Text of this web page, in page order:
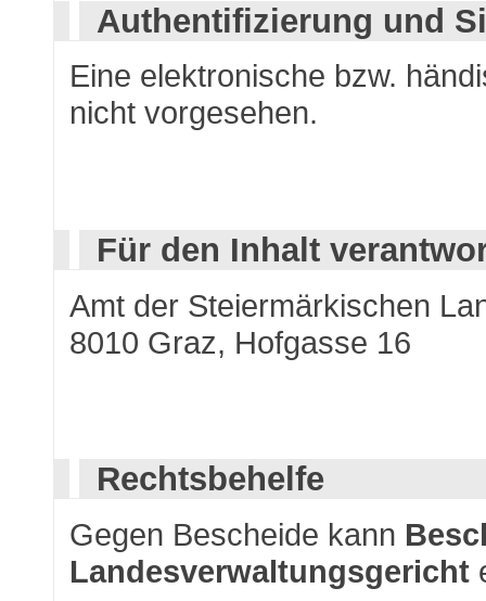
Authentifizierung und
Eine elektronische bzw.
nicht vorgesehen.
Für den Inhalt
Amt der Steiermärkischen
8010 Graz, Hofgasse 16
Rechtsbehelfe
Gegen Bescheide kann
Landesverwaltungsgericht